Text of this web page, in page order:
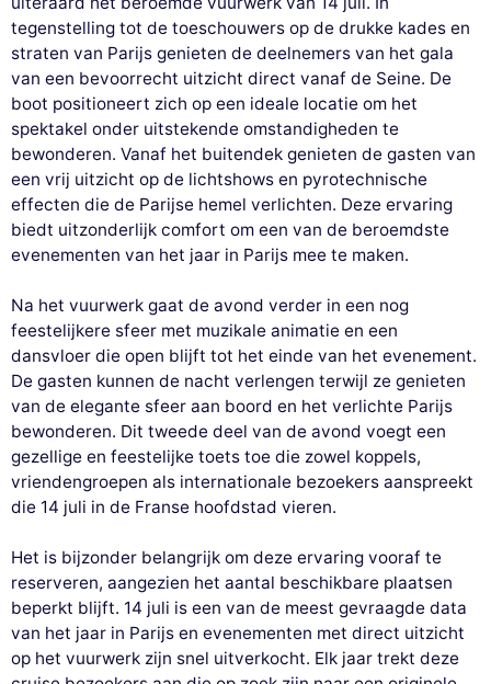
tegenstelling tot de toeschouwers op de drukke kades en
straten van Parijs genieten de deelnemers van het gala
van een bevoorrecht uitzicht direct vanaf de Seine. De
boot positioneert zich op een ideale locatie om het
spektakel onder uitstekende omstandigheden te
bewonderen. Vanaf het buitendek genieten de gasten van
een vrij uitzicht op de lichtshows en pyrotechnische
effecten die de Parijse hemel verlichten. Deze ervaring
biedt uitzonderlijk comfort om een van de beroemdste
evenementen van het jaar in Parijs mee te maken.
Na het vuurwerk gaat de avond verder in een nog
feestelijkere sfeer met muzikale animatie en een
dansvloer die open blijft tot het einde van het evenement.
De gasten kunnen de nacht verlengen terwijl ze genieten
van de elegante sfeer aan boord en het verlichte Parijs
bewonderen. Dit tweede deel van de avond voegt een
gezellige en feestelijke toets toe die zowel koppels,
vriendengroepen als internationale bezoekers aanspreekt
die 14 juli in de Franse hoofdstad vieren.
Het is bijzonder belangrijk om deze ervaring vooraf te
reserveren, aangezien het aantal beschikbare plaatsen
beperkt blijft. 14 juli is een van de meest gevraagde data
van het jaar in Parijs en evenementen met direct uitzicht
op het vuurwerk zijn snel uitverkocht. Elk jaar trekt deze